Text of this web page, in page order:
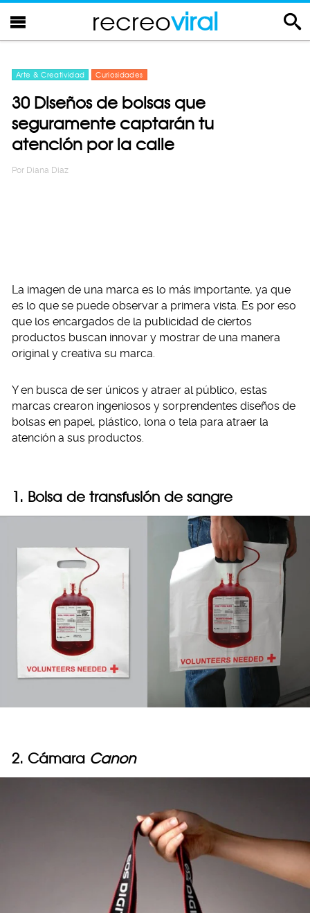
recreoviral
Arte & Creatividad Curiosidades
30 Diseños de bolsas que
seguramente captarán tu
atención por la calle
Por Diana Diaz
La imagen de una marca es lo más importante, ya que
es lo que se puede observar a primera vista. Es por eso
que los encargados de la publicidad de ciertos
productos buscan innovar y mostrar de una manera
original y creativa su marca.
Y en busca de ser únicos y atraer al público, estas
marcas crearon ingeniosos y sorprendentes diseños de
bolsas en papel, plástico, lona o tela para atraer la
atención a sus productos.
1. Bolsa de transfusión de sangre
2. Cámara Canon